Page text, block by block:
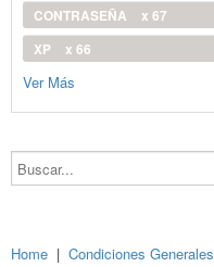
CONTRASEÑA
x 67
XP
x 66
Ver Más
Buscar...
Home | Condiciones Generales